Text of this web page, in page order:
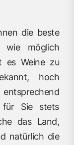
die beste
wie möglich
es Weine zu
hoch
Sie stets
das Land,
natürlich die